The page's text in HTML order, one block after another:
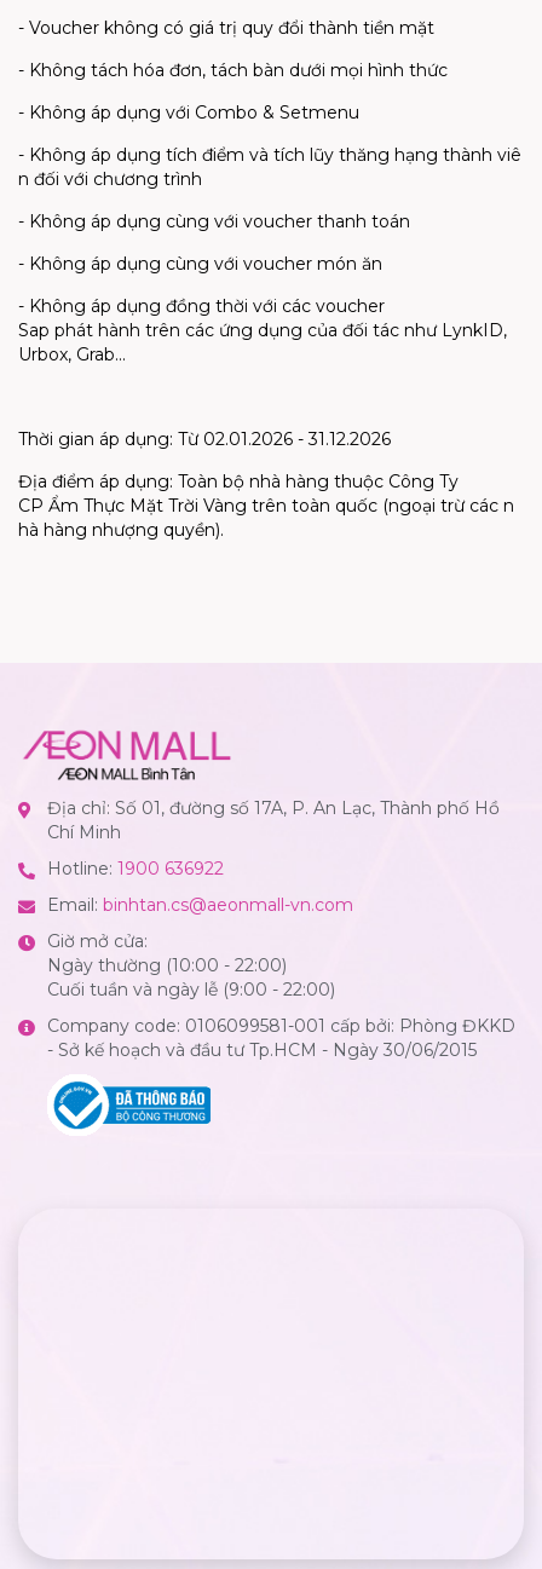
- Voucher không có giá trị quy đổi thành tiền mặt
- Không tách hóa đơn, tách bàn dưới mọi hình thức
- Không áp dụng với Combo & Setmenu
- Không áp dụng tích điểm và tích lũy thăng hạng thành viê
n đối với chương trình
- Không áp dụng cùng với voucher thanh toán
- Không áp dụng cùng với voucher món ăn
- Không áp dụng đồng thời với các voucher
Sap phát hành trên các ứng dụng của đối tác như LynkID,
Urbox, Grab...
Thời gian áp dụng: Từ 02.01.2026 - 31.12.2026
Địa điểm áp dụng: Toàn bộ nhà hàng thuộc Công Ty
CP Ẩm Thực Mặt Trời Vàng trên toàn quốc (ngoại trừ các n
hà hàng nhượng quyền).
Địa chỉ: Số 01, đường số 17A, P. An Lạc, Thành phố Hồ
Chí Minh
Hotline: 1900 636922
Email: binhtan.cs@aeonmall-vn.com
Giờ mở cửa:
Ngày thường (10:00 - 22:00)
Cuối tuần và ngày lễ (9:00 - 22:00)
Company code: 0106099581-001 cấp bởi: Phòng ĐKKD
- Sở kế hoạch và đầu tư Tp.HCM - Ngày 30/06/2015